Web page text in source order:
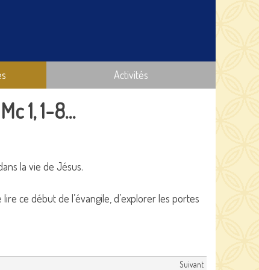
Activités
1, 1-8…
la vie de Jésus.
ce début de l’évangile, d’explorer les portes
Suivant